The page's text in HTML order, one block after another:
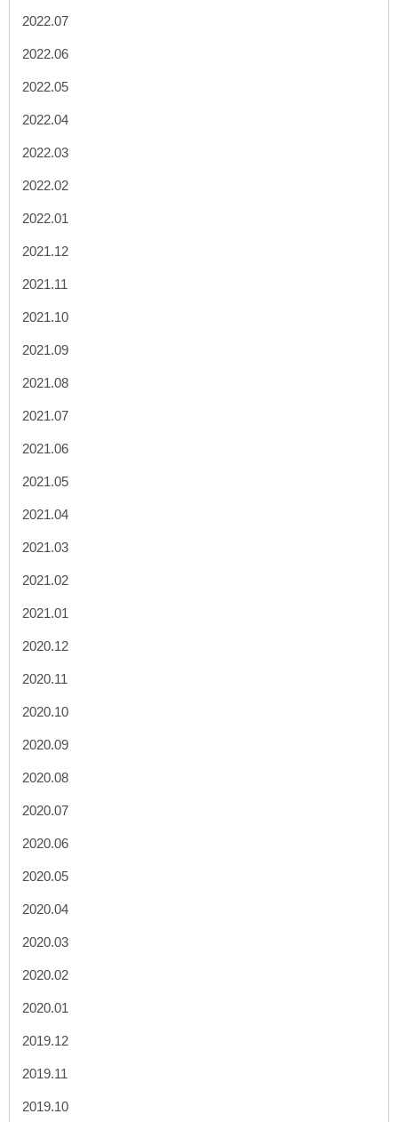
2022.07
2022.06
2022.05
2022.04
2022.03
2022.02
2022.01
2021.12
2021.11
2021.10
2021.09
2021.08
2021.07
2021.06
2021.05
2021.04
2021.03
2021.02
2021.01
2020.12
2020.11
2020.10
2020.09
2020.08
2020.07
2020.06
2020.05
2020.04
2020.03
2020.02
2020.01
2019.12
2019.11
2019.10